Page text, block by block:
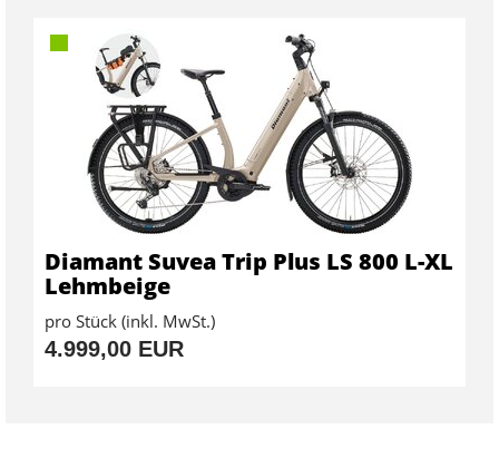
Diamant Suvea Trip Plus LS 800 L-XL
Lehmbeige
pro Stück (inkl. MwSt.)
4.999,00 EUR